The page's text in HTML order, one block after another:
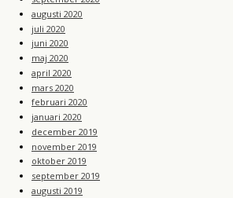
augusti 2020
juli 2020
juni 2020
maj 2020
april 2020
mars 2020
februari 2020
januari 2020
december 2019
november 2019
oktober 2019
september 2019
augusti 2019